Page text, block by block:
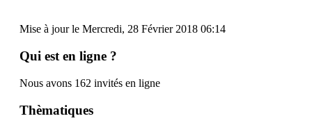
Mise à jour le Mercredi, 28 Février 2018 06:14
Qui est en ligne ?
Nous avons 162 invités en ligne
Thèmatiques